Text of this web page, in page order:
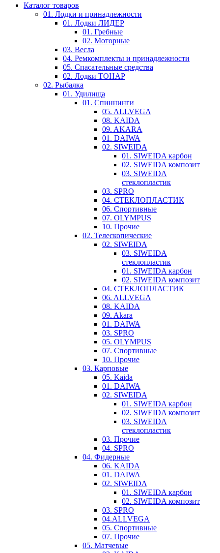
Каталог товаров
01. Лодки и принадлежности
01. Лодки ЛИДЕР
01. Гребные
02. Моторные
03. Весла
04. Ремкомплекты и принадлежности
05. Спасательные средства
02. Лодки ТОНАР
02. Рыбалка
01. Удилища
01. Спиннинги
05. ALLVEGA
08. KAIDA
09. AKARA
01. DAIWA
02. SIWEIDA
01. SIWEIDA карбон
02. SIWEIDA композит
03. SIWEIDA
стеклопластик
03. SPRO
04. СТЕКЛОПЛАСТИК
06. Спортивные
07. OLYMPUS
10. Прочие
02. Телескопические
02. SIWEIDA
03. SIWEIDA
стеклопластик
01. SIWEIDA карбон
02. SIWEIDA композит
04. СТЕКЛОПЛАСТИК
06. ALLVEGA
08. KAIDA
09. Akara
01. DAIWA
03. SPRO
05. OLYMPUS
07. Спортивные
10. Прочие
03. Карповые
05. Kaida
01. DAIWA
02. SIWEIDA
01. SIWEIDA карбон
02. SIWEIDA композит
03. SIWEIDA
стеклопластик
03. Прочие
04. SPRO
04. Фидерные
06. KAIDA
01. DAIWA
02. SIWEIDA
01. SIWEIDA карбон
02. SIWEIDA композит
03. SPRO
04.ALLVEGA
05. Спортивные
07. Прочие
05. Матчевые